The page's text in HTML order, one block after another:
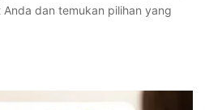
dan temukan pilihan yang